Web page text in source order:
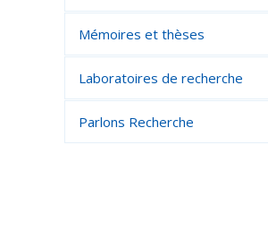
Mémoires et thèses
Laboratoires de recherche
Parlons Recherche